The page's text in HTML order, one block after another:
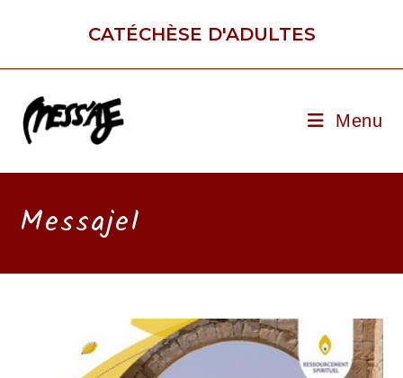
CATÉCHÈSE D'ADULTES
Menu
MessajeI